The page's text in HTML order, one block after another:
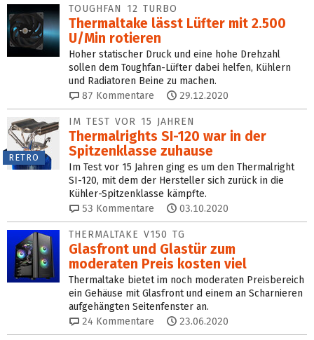
TOUGHFAN 12 TURBO
Thermaltake lässt Lüfter mit 2.500
U/Min rotieren
Hoher statischer Druck und eine hohe Drehzahl
sollen dem Toughfan-Lüfter dabei helfen, Kühlern
und Radiatoren Beine zu machen.
87 Kommentare 29.12.2020
RETRO
IM TEST VOR 15 JAHREN
Thermalrights SI-120 war in der
Spitzenklasse zuhause
Im Test vor 15 Jahren ging es um den Thermalright
SI-120, mit dem der Hersteller sich zurück in die
Kühler-Spitzenklasse kämpfte.
53 Kommentare 03.10.2020
THERMALTAKE V150 TG
Glasfront und Glastür zum
moderaten Preis kosten viel
Thermaltake bietet im noch moderaten Preisbereich
ein Gehäuse mit Glasfront und einem an Scharnieren
aufgehängten Seitenfenster an.
24 Kommentare 23.06.2020